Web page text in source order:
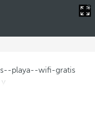
playa--wifi-gratis
playa--wifi-gratis
parejas en la
que buscan una
Con habitaciones